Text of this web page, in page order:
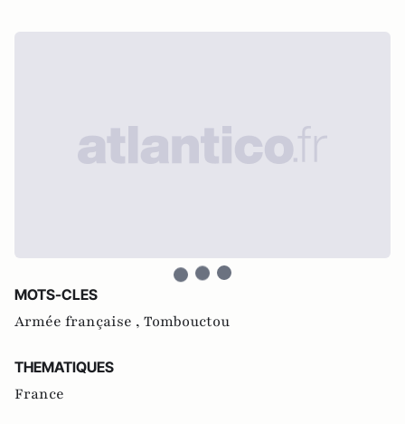
MOTS-CLES
Armée française , Tombouctou
THEMATIQUES
France